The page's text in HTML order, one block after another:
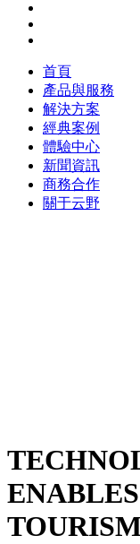
首頁
產品與服務
解決方案
經典案例
體驗中心
新聞資訊
商務合作
關于云野